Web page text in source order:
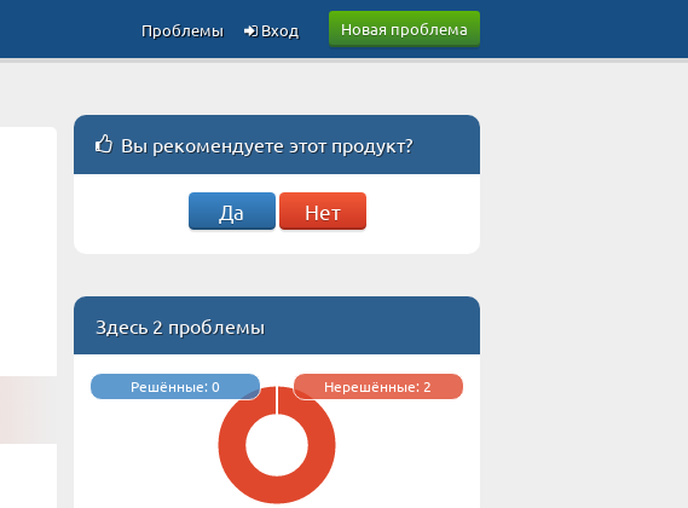
Новая проблема
Вход
Проблемы
Вы рекомендуете этот продукт?
Да Нет
Здесь 2 проблемы
Решённые: 0 Нерешённые: 2